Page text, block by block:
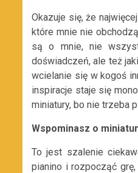
Okazuje się, że
które mnie nie
są o mnie, nie
doświadczeń, ale też
wcielanie się w kogoś
inspiracje staje się
miniatury, bo nie trzeba
Wspominasz o
To jest szalenie
pianino i rozpocząć